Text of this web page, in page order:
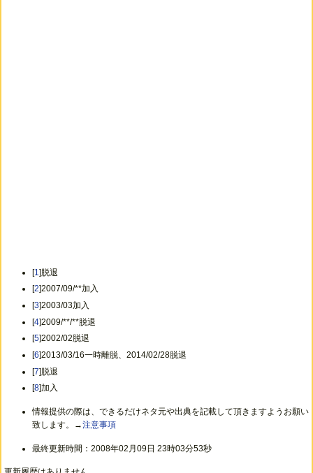
[1]脱退
[2]2007/09/**加入
[3]2003/03加入
[4]2009/**/**脱退
[5]2002/02脱退
[6]2013/03/16一時離脱、2014/02/28脱退
[7]脱退
[8]加入
情報提供の際は、できるだけネタ元や出典を記載して頂きますようお願い
致します。→注意事項
最終更新時間：2008年02月09日 23時03分53秒